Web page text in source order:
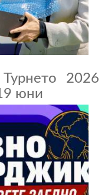
2026
юни